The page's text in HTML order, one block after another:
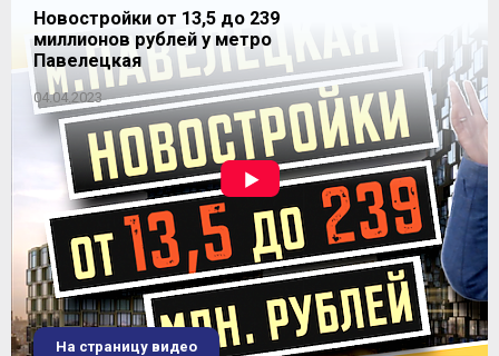
Новостройки от 13,5 до 239
миллионов рублей у метро
Павелецкая
04.04.2023
На страницу видео